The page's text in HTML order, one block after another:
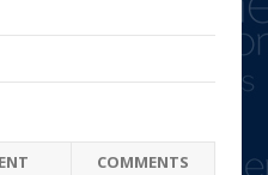
COMMENTS